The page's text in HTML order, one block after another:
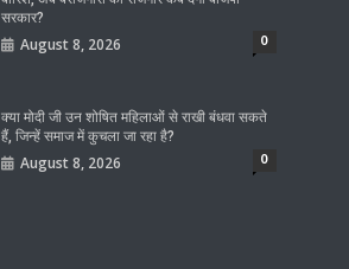
सरकार?
August 8, 2026 0
क्या मोदी जी उन शोषित महिलाओं से राखी बंधवा सकते
हैं, जिन्हें समाज में कुचला जा रहा है?
August 8, 2026 0